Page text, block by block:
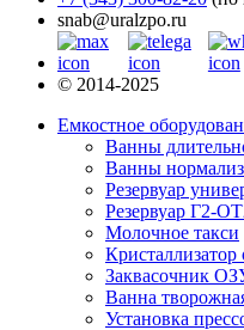
snab@uralzpo.ru
© 2014-2025
Емкостное
Ванны
Ванны
Резервуар
Резервуар Г2-
Молочное такси
Заквасочник
Ванна
Установка